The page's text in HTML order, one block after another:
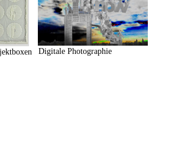
Digitale Photographie